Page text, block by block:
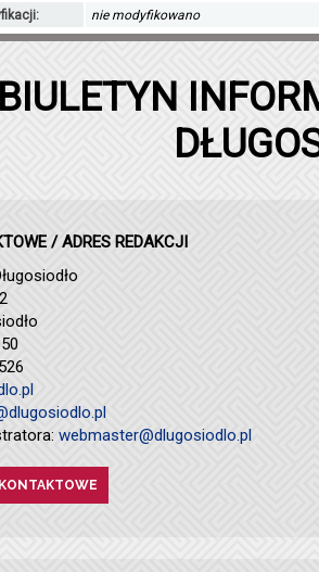
nie modyfikowano
BIULETYN
/ ADRES REDAKCJI
webmaster@dlugosiodlo.pl